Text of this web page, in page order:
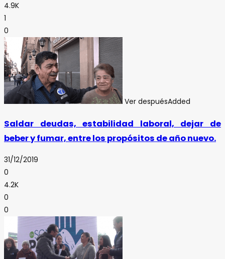
4.9K
1
0
Ver despuésAdded
Saldar deudas, estabilidad laboral, dejar de
beber y fumar, entre los propósitos de año nuevo.
31/12/2019
0
4.2K
0
0